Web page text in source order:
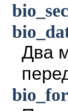
Два